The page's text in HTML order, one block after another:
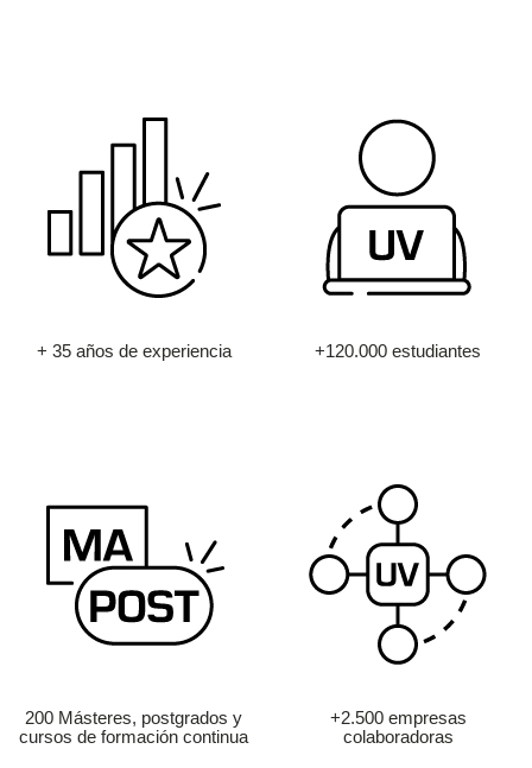
+ 35 años de experiencia +120.000 estudiantes
200 Másteres, postgrados y
cursos de formación continua
+2.500 empresas
colaboradoras